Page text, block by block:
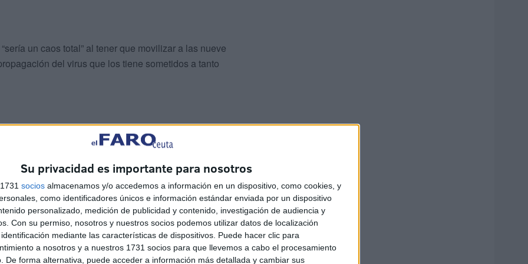
Su privacidad es importante para nosotros
socios almacenamos y/o accedemos a información en un dispositivo, como cookies, y
como identificadores únicos e información estándar enviada por un dispositivo
personalizado, medición de publicidad y contenido, investigación de audiencia y
Con su permiso, nosotros y nuestros socios podemos utilizar datos de localización
mediante las características de dispositivos. Puede hacer clic para
a nosotros y a nuestros 1731 socios para que llevemos a cabo el procesamiento
De forma alternativa, puede acceder a información más detallada y cambiar sus
un caos total” al tener que movilizar a las nueve
del virus que los tiene sometidos a tanto
no puede adquirir los medicamentos que él y su
atiendan el teléfono en el centro de salud y pueda